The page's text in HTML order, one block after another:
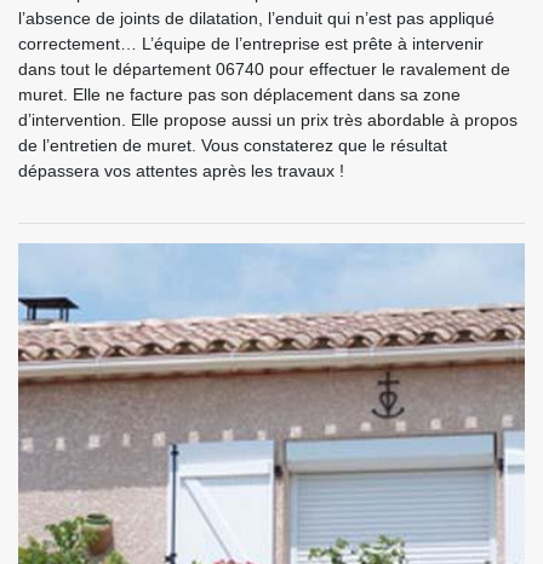
l’absence de joints de dilatation, l’enduit qui n’est pas appliqué
correctement… L’équipe de l’entreprise est prête à intervenir
dans tout le département 06740 pour effectuer le ravalement de
muret. Elle ne facture pas son déplacement dans sa zone
d’intervention. Elle propose aussi un prix très abordable à propos
de l’entretien de muret. Vous constaterez que le résultat
dépassera vos attentes après les travaux !